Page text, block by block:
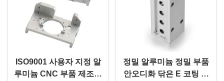
ISO9001 사용자 지정 알
루미늄 CNC 부품 제조자
정밀 알루미늄 정밀 부품
안오디화 닦은 E 코팅 주